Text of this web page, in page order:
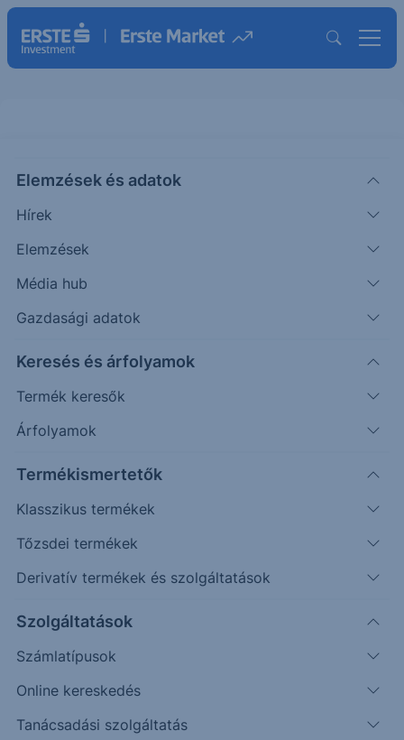
Elemzések és adatok
Hírek
Elemzések
Média hub
Gazdasági adatok
Keresés és árfolyamok
Termék keresők
Árfolyamok
Termékismertetők
Klasszikus termékek
Tőzsdei termékek
Derivatív termékek és szolgáltatások
Szolgáltatások
Számlatípusok
Online kereskedés
Tanácsadási szolgáltatás
LOGI(USA)
LOGITECH N ORD
106.33
Időpont: 26.08.07. 22:00
Előző záró:
106.33
Árfolyamértesítő rögzítése
További információk kérése
104.50
105.00
105.50
106.00
106.50